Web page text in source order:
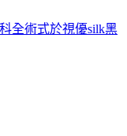
全術式於視優silk黑